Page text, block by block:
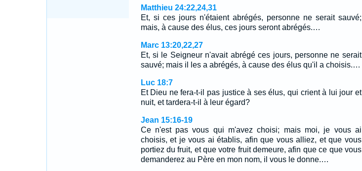
Matthieu 24:22,24,31
Et, si ces jours n'étaient abrégés, personne ne serait sauvé;
mais, à cause des élus, ces jours seront abrégés.…
Marc 13:20,22,27
Et, si le Seigneur n'avait abrégé ces jours, personne ne serait
sauvé; mais il les a abrégés, à cause des élus qu'il a choisis.…
Luc 18:7
Et Dieu ne fera-t-il pas justice à ses élus, qui crient à lui jour et
nuit, et tardera-t-il à leur égard?
Jean 15:16-19
Ce n'est pas vous qui m'avez choisi; mais moi, je vous ai
choisis, et je vous ai établis, afin que vous alliez, et que vous
portiez du fruit, et que votre fruit demeure, afin que ce que vous
demanderez au Père en mon nom, il vous le donne.…